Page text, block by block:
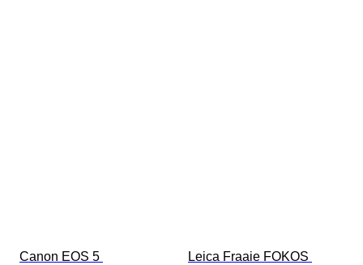
Canon EOS 5
Leica Fraaie FOKOS